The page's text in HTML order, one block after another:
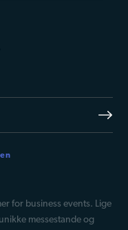
kombinere disse
for business events. Lige
messestande og